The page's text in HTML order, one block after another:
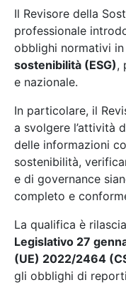
Il Revisore della
professionale
obblighi normativi
sostenibilità (ESG),
e nazionale.
In particolare, il
a svolgere l’attività
delle informazioni
sostenibilità,
e di governance
completo e
La qualifica è
Legislativo 27
(UE) 2022/2464
gli obblighi di